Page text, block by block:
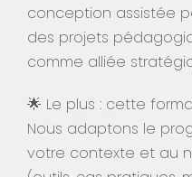
conception assistée
des projets
comme alliée
🌟 Le plus : cette
Nous adaptons le
votre contexte et au